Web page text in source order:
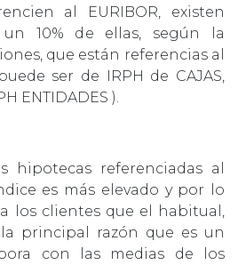
al EURIBOR, existen
un 10% de ellas, según la
que están referencias al
ser de IRPH de CAJAS,
ENTIDADES ).
hipotecas referenciadas al
es más elevado y por lo
los clientes que el habitual,
la principal razón que es un
con las medias de los